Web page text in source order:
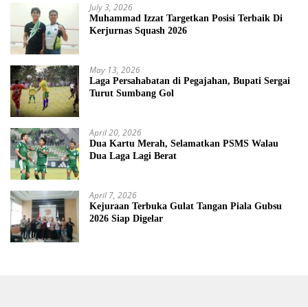
July 3, 2026
Muhammad Izzat Targetkan Posisi Terbaik Di
Kerjurnas Squash 2026
May 13, 2026
Laga Persahabatan di Pegajahan, Bupati Sergai
Turut Sumbang Gol
April 20, 2026
Dua Kartu Merah, Selamatkan PSMS Walau
Dua Laga Lagi Berat
April 7, 2026
Kejuraan Terbuka Gulat Tangan Piala Gubsu
2026 Siap Digelar